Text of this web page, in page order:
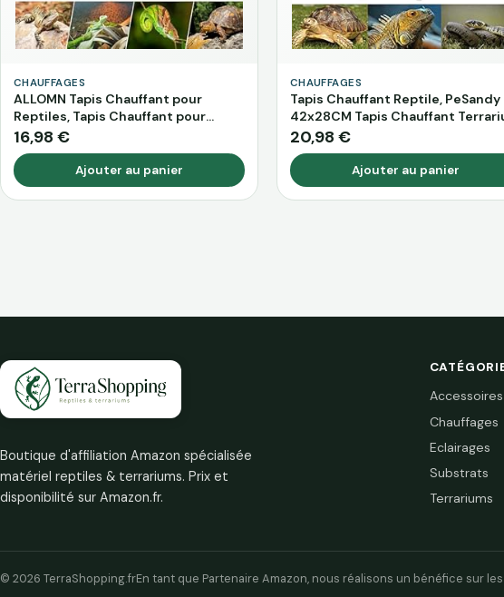
CHAUFFAGES
ALLOMN Tapis Chauffant pour
Reptiles, Tapis Chauffant pour
Réservoir Reptiles Réglable
Thermostat plus Chaud pour
Coussin Chauffant pour Animaux de
Compagnie avec Régulateur de
Température 0-35 Degrés
16,98 €
Ajouter au panier
CHAUFFAGES
Tapis Chauffant Reptile, PeSandy
42x28CM Tapis Chauffant
Réglable avec Contrôle De La
Température pour Reptiles -
Serpents, Lézards, Geckos,
Araignées -Tapis De Sécurité
Aquarium
20,98 €
Ajouter au panier
Boutique d'affiliation Amazon spécialisée
matériel reptiles & terrariums. Prix et
disponibilité sur Amazon.fr.
Accessoires
Chauffages
Eclairages
Substrats
Terrariums
© 2026 TerraShopping.frEn tant que Partenaire Amazon, nous réalisons un bénéfice sur